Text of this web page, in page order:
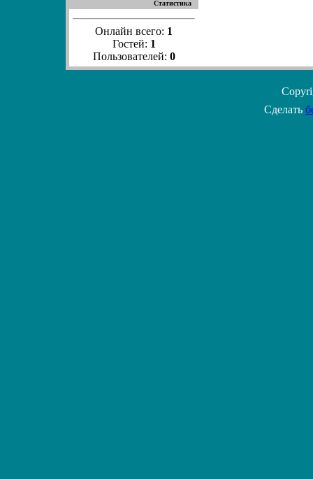
Статистика
Онлайн всего: 1
Гостей: 1
Пользователей: 0
Сделать